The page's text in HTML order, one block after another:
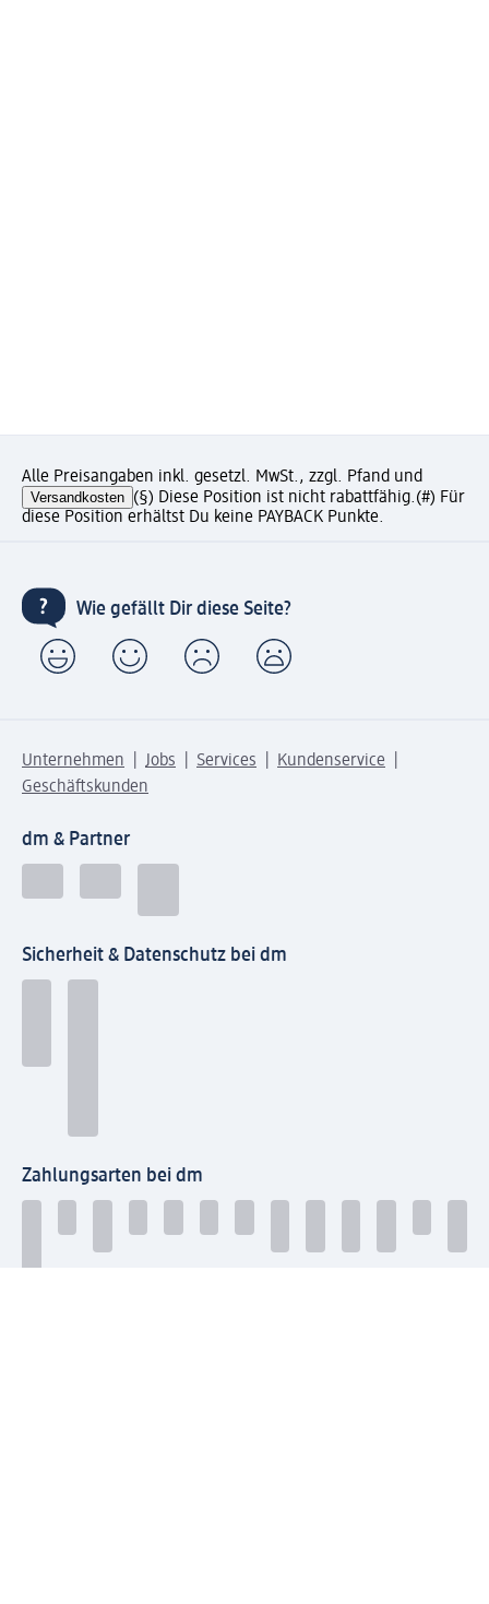
Alle Preisangaben inkl. gesetzl. MwSt., zzgl. Pfand und
Versandkosten (§) Diese Position ist nicht rabattfähig.(#) Für
diese Position erhältst Du keine PAYBACK Punkte.
Wie gefällt Dir diese Seite?
Unternehmen Jobs Services
Kundenservice
Geschäftskunden
dm & Partner
Sicherheit & Datenschutz bei dm
Zahlungsarten bei dm